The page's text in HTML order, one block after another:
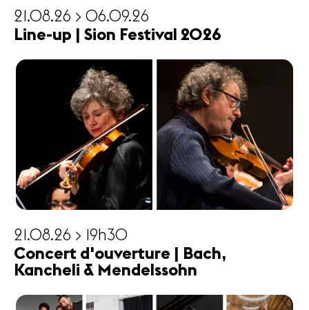
21.08.26 > 06.09.26
Line-up | Sion Festival 2026
21.08.26 > 19h30
Concert d'ouverture | Bach,
Kancheli & Mendelssohn